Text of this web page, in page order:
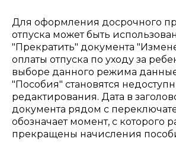
Для оформления досрочного
отпуска может быть
"Прекратить" документа
оплаты отпуска по уходу за
выборе данного режима
"Пособия" становятся
редактирования. Дата в
документа рядом с
обозначает момент, с которого
прекращены начисления